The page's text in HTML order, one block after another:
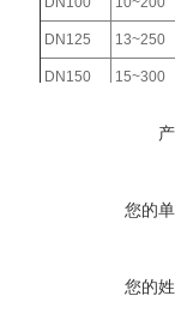
DN125 13~250
DN150 15~300
您的
您的